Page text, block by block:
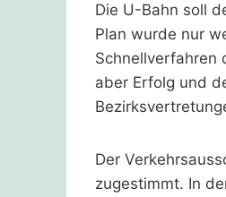
Die U-Bahn soll
Plan wurde nur
Schnellverfahren
aber Erfolg und
Der
zugestimmt. In